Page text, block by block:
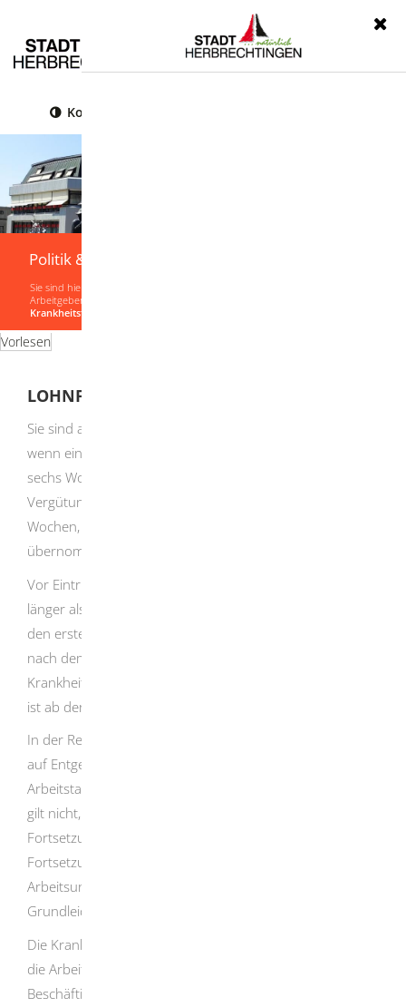
Kontrast
Politik & Verwaltung
Sie sind hier:
Arbeitgeber
Krankheitsfall
Vorlesen
LOHNFORTZAHLUNG IM KRANKHEITSFALL
Sie sind als Arbeitgeber zur Lohnfortzahlung verpflichtet,
wenn einer Ihrer Beschäftigten erkrankt. In den ersten
sechs Wochen des Krankheitsfalles zahlen Sie die
Vergütung weiter. Dauert die Krankheit länger als sechs
Wochen, werden die Zahlungen von der Krankenkasse
übernommen.
Vor Eintritt des Krankheitsfalles muss die Beschäftigung
länger als vier Wochen bestanden haben, das heißt, in
den ersten vier Wochen erfolgt keine Entgeltfortzahlung
nach dem Entgeltfortzahlungsgesetz. Dauert die
Krankheit jedoch über diesen Zeitraum hinaus an, dann
ist ab der fünften Woche Entgeltfortzahlung zu leisten.
In der Regel löst jede neue Erkrankung einen Anspruch
auf Entgeltfortzahlung aus, unabhängig wie viele
Arbeitstage zwischen der letzten Erkrankung liegen. Dies
gilt nicht, soweit es sich um eine sogenannte
Fortsetzungserkrankung handelt. Eine
Fortsetzungserkrankung liegt vor, wenn die
Arbeitsunfähigkeit auf demselben nicht ausgeheilten
Grundleiden beruht.
Die Krankheitsursache spielt grundsätzlich keine Rolle. Ist
die Arbeitsunfähigkeit durch ein Verschulden des
Beschäftigten entstanden, z.B. vorsätzliches Handeln der